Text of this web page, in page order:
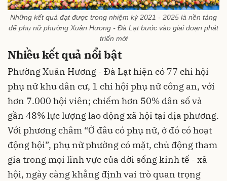
Những kết quả đạt được trong nhiệm kỳ 2021 - 2025 là nền tảng
để phụ nữ phường Xuân Hương - Đà Lạt bước vào giai đoạn phát
triển mới
Nhiều kết quả nổi bật
Phường Xuân Hương - Đà Lạt hiện có 77 chi hội
phụ nữ khu dân cư, 1 chi hội phụ nữ công an, với
hơn 7.000 hội viên; chiếm hơn 50% dân số và
gần 48% lực lượng lao động xã hội tại địa phương.
Với phương châm “Ở đâu có phụ nữ, ở đó có hoạt
động hội”, phụ nữ phường có mặt, chủ động tham
gia trong mọi lĩnh vực của đời sống kinh tế - xã
hội, ngày càng khẳng định vai trò quan trọng